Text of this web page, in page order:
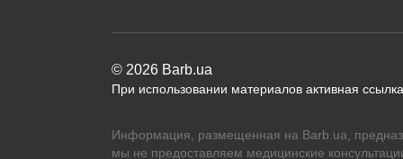
© 2026 Barb.ua
При использовании материалов активная
Информация, размещенная на Barb.ua,
мы не предоставляем медицинские